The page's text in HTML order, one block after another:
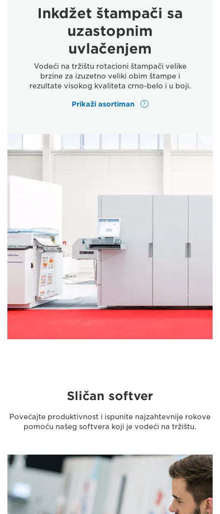
Inkdžet štampači sa
uzastopnim
uvlačenjem
Vodeći na tržištu rotacioni štampači velike
brzine za izuzetno veliki obim štampe i
rezultate visokog kvaliteta crno-belo i u boji.
Prikaži asortiman
Sličan softver
Povećajte produktivnost i ispunite najzahtevnije rokove
pomoću našeg softvera koji je vodeći na tržištu.